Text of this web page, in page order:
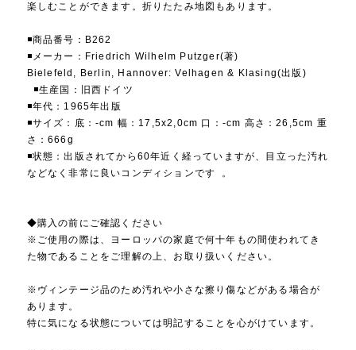
楽しむことができます。折りたたみ地図もあります。
◾️商品番号：B262
◾️メーカー：Friedrich Wilhelm Putzger(著)
Bielefeld, Berlin, Hannover: Velhagen & Klasing(出版)
◾️生産国：旧西ドイツ
◾️年代：1965年出版
◾️サイズ：底：-cm 幅：17,5x2,0cm 口：-cm 高さ：26,5cm 重
さ：666g
◾️状態：出版されてから60年近く経っていますが、目立った汚れ
などなく非常に良いコンディションです 。
◆購入の前にご確認ください
※ご使用の際は、ヨーロッパの家庭で何十年もの間使われてき
た物であることをご理解の上、お取り扱いください。
※ヴィンテージ品のため汚れや小さな擦り傷などがある場合が
あります。
特に気になる状態については明記することを心がけています。